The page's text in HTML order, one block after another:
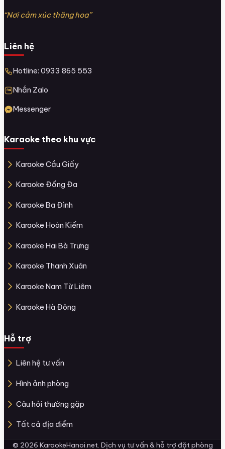
“Nơi cảm xúc thăng hoa”
Liên hệ
Hotline: 0933 865 553
Nhắn Zalo
Messenger
Karaoke theo khu vực
Karaoke Cầu Giấy
Karaoke Đống Đa
Karaoke Ba Đình
Karaoke Hoàn Kiếm
Karaoke Hai Bà Trưng
Karaoke Thanh Xuân
Karaoke Nam Từ Liêm
Karaoke Hà Đông
Hỗ trợ
Liên hệ tư vấn
Hình ảnh phòng
Câu hỏi thường gặp
Tất cả địa điểm
© 2026 KaraokeHanoi.net. Dịch vụ tư vấn & hỗ trợ đặt phòng